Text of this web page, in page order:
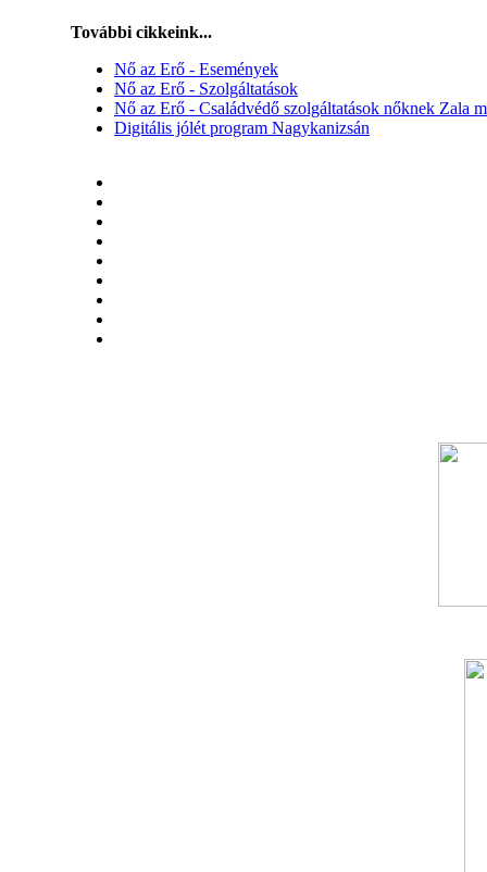
További cikkeink...
Nő az Erő - Események
Nő az Erő - Szolgáltatások
Nő az Erő - Családvédő szolgáltatások nőknek Zala
Digitális jólét program Nagykanizsán